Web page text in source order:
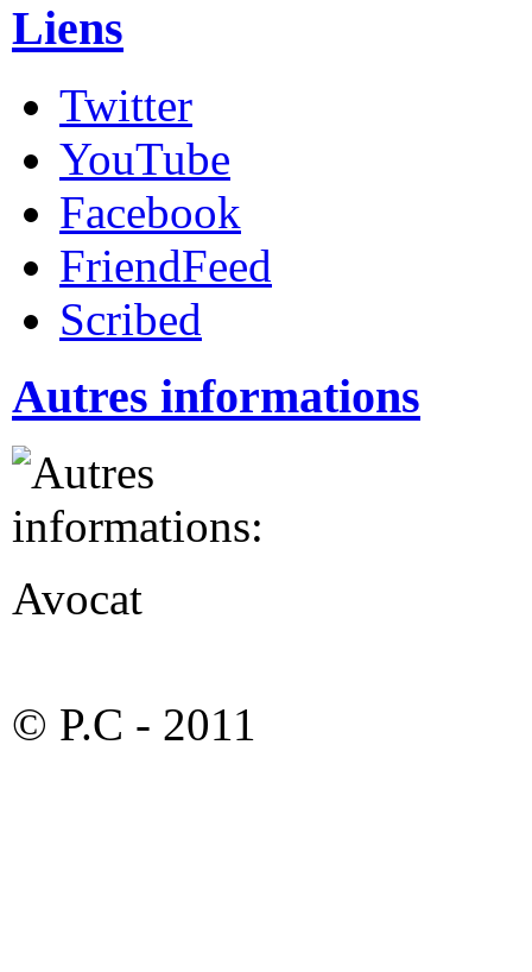
Liens
Twitter
YouTube
Facebook
FriendFeed
Scribed
Autres informations
Avocat
© P.C - 2011